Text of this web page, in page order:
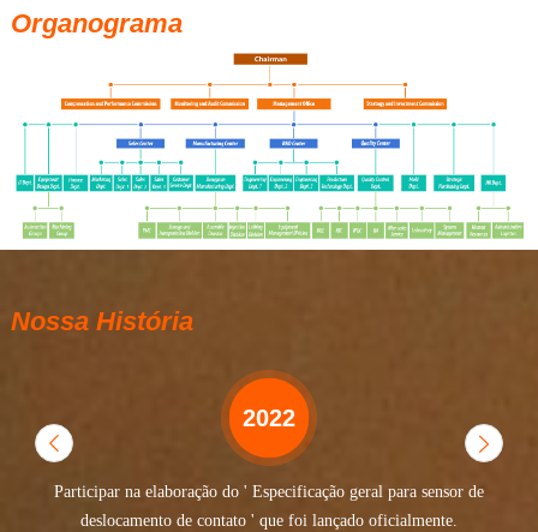
Organograma
Nossa História
2022
Participar na elaboração do ' Especificação geral para sensor de
deslocamento de contato ' que foi lançado oficialmente.